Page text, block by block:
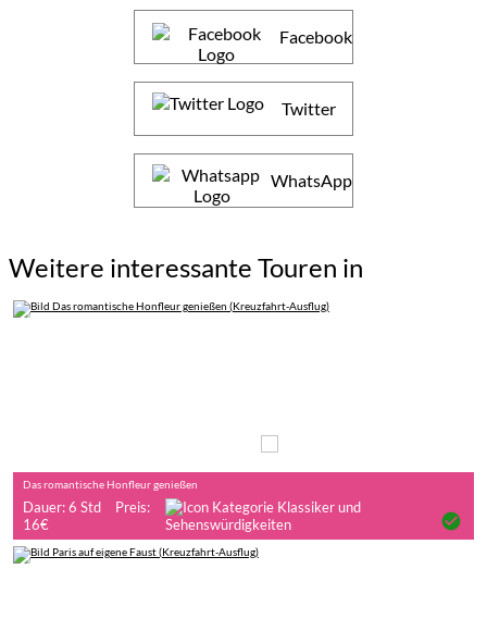
Facebook
Twitter
WhatsApp
Weitere interessante Touren in
Das romantische Honfleur genießen
Dauer: 6 Std
Preis:
16€
check_circle